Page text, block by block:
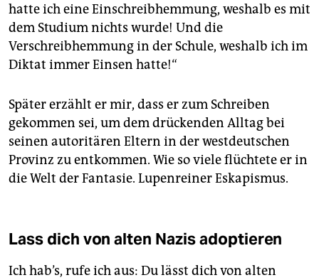
hatte ich eine Einschreibhemmung, weshalb es mit
dem Studium nichts wurde! Und die
Verschreibhemmung in der Schule, weshalb ich im
Diktat immer Einsen hatte!“
Später erzählt er mir, dass er zum Schreiben
gekommen sei, um dem drückenden Alltag bei
seinen autoritären Eltern in der westdeutschen
Provinz zu entkommen. Wie so viele flüchtete er in
die Welt der Fantasie. Lupenreiner Eskapismus.
Lass dich von alten Nazis adoptieren
Ich hab’s, rufe ich aus: Du lässt dich von alten